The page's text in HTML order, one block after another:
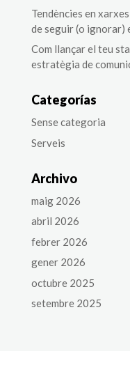
Tendències en
de seguir (o ignorar)
Com llançar el teu
estratègia de
Categorías
Sense categoria
Serveis
Archivo
maig 2026
abril 2026
febrer 2026
gener 2026
octubre 2025
setembre 2025